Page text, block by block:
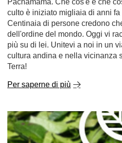
Pachamama. Che cos'è e che
culto è iniziato migliaia di anni
Centinaia di persone credono
dell'ordine del mondo. Oggi vi
più su di lei. Unitevi a noi in un
cultura andina e nella vicinanza
Terra!
Per saperne di più